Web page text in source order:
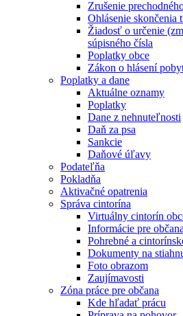
Zrušenie
Ohlásenie skončenia
Žiadosť o určenie
súpisného čísla
Poplatky obce
Zákon o hlásení
Poplatky a dane
Aktuálne oznamy
Poplatky
Dane z nehnuteľnosti
Daň za psa
Sankcie
Daňové úľavy
Podateľňa
Pokladňa
Aktivačné opatrenia
Správa cintorína
Virtuálny cintorín
Informácie pre občana
Pohrebné a
Dokumenty na
Foto obrazom
Zaujímavosti
Zóna práce pre občana
Kde hľadať prácu